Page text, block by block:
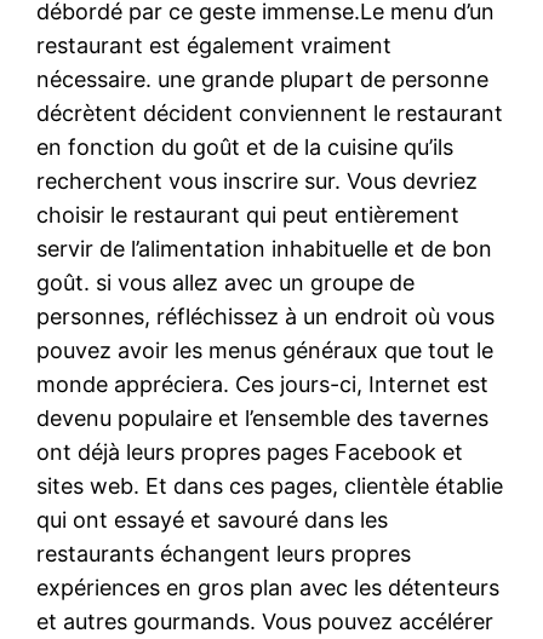
débordé par ce geste immense.Le menu d’un
restaurant est également vraiment
nécessaire. une grande plupart de personne
décrètent décident conviennent le restaurant
en fonction du goût et de la cuisine qu’ils
recherchent vous inscrire sur. Vous devriez
choisir le restaurant qui peut entièrement
servir de l’alimentation inhabituelle et de bon
goût. si vous allez avec un groupe de
personnes, réfléchissez à un endroit où vous
pouvez avoir les menus généraux que tout le
monde appréciera. Ces jours-ci, Internet est
devenu populaire et l’ensemble des tavernes
ont déjà leurs propres pages Facebook et
sites web. Et dans ces pages, clientèle établie
qui ont essayé et savouré dans les
restaurants échangent leurs propres
expériences en gros plan avec les détenteurs
et autres gourmands. Vous pouvez accélérer